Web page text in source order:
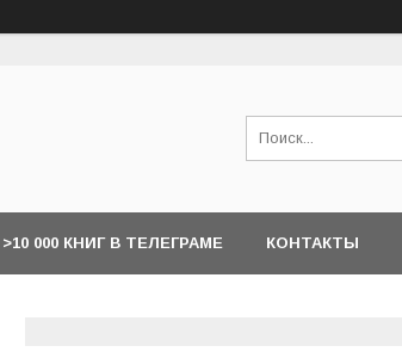
>10 000 КНИГ В ТЕЛЕГРАМЕ КОНТАКТЫ